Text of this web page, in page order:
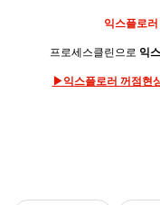
익스플로
프로세스클린으로 익
▶익스플로러 꺼점현